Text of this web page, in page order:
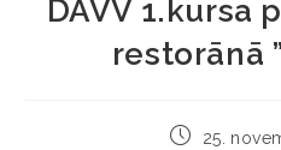
DAVV 1.kursa
restorānā
25.